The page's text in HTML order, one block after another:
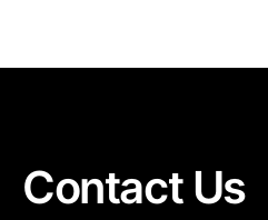
Contact Us